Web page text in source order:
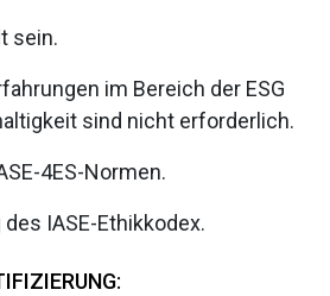
sein.
im Bereich der ESG
sind nicht erforderlich.
4ES-Normen.
IASE-Ethikkodex.